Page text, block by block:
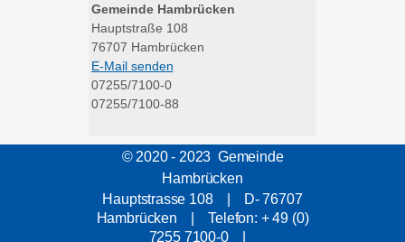
Gemeinde Hambrücken
Hauptstraße 108
76707 Hambrücken
E-Mail senden
07255/7100-0
07255/7100-88
© 2020 - 2023 Gemeinde
Hambrücken
Hauptstrasse 108 | D- 76707
Hambrücken | Telefon: + 49 (0)
7255 7100-0 |